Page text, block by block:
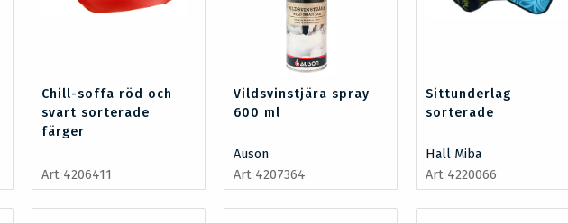
Chill-soffa röd och
svart sorterade
färger
Art 4206411
Vildsvinstjära spray
600 ml
Auson
Art 4207364
Sittunderlag
sorterade
Hall Miba
Art 4220066